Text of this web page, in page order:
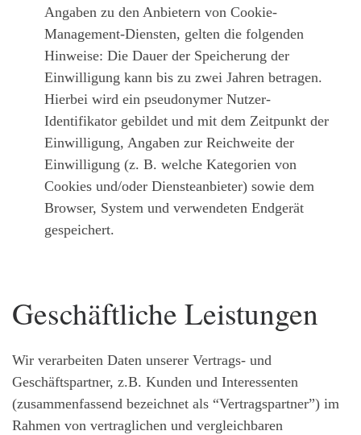
Angaben zu den Anbietern von Cookie-
Management-Diensten, gelten die folgenden
Hinweise: Die Dauer der Speicherung der
Einwilligung kann bis zu zwei Jahren betragen.
Hierbei wird ein pseudonymer Nutzer-
Identifikator gebildet und mit dem Zeitpunkt der
Einwilligung, Angaben zur Reichweite der
Einwilligung (z. B. welche Kategorien von
Cookies und/oder Diensteanbieter) sowie dem
Browser, System und verwendeten Endgerät
gespeichert.
Geschäftliche Leistungen
Wir verarbeiten Daten unserer Vertrags- und
Geschäftspartner, z.B. Kunden und Interessenten
(zusammenfassend bezeichnet als “Vertragspartner”) im
Rahmen von vertraglichen und vergleichbaren